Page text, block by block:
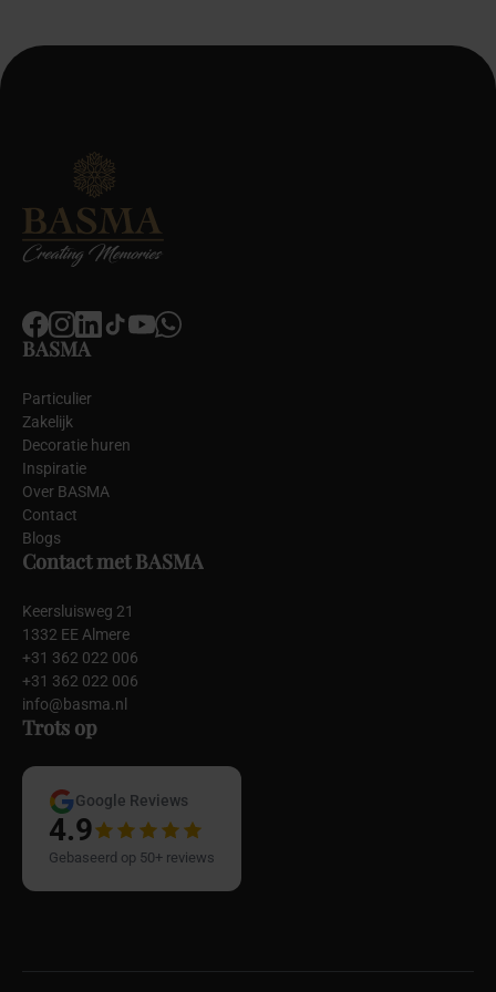
BASMA
Particulier
Zakelijk
Decoratie huren
Inspiratie
Over BASMA
Contact
Blogs
Contact met BASMA
Keersluisweg 21
1332 EE Almere
+31 362 022 006
+31 362 022 006
info@basma.nl
Trots op
Google Reviews
4.9
Gebaseerd op 50+ reviews